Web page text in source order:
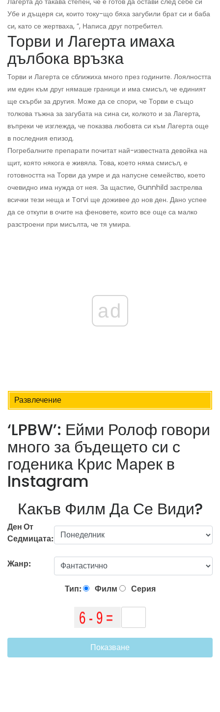
Убе и дъщеря си, които току-що бяха загубили брат си и баба
си, като се жертваха, ”, Написа друг потребител.
Торви и Лагерта имаха
дълбока връзка
Торви и Лагерта се сближиха много през годините. Лоялността
им един към друг нямаше граници и има смисъл, че единият
ще скърби за другия. Може да се спори, че Торви е също
толкова тъжна за загубата на сина си, колкото и за Лагерта,
въпреки че изглежда, че показва любовта си към Лагерта още
в последния епизод.
Погребалните препарати почитат най-известната девойка на
щит, която някога е живяла. Това, което няма смисъл, е
готовността на Торви да умре и да напусне семейство, което
очевидно има нужда от нея. За щастие, Gunnhild застрелва
всички тези неща и Torvi ще доживее до нов ден. Дано успее
да се откупи в очите на феновете, които все още са малко
разстроени при мисълта, че тя умира.
ad
Развлечение
‘LPBW’: Ейми Ролоф говори
много за бъдещето си с
годеника Крис Марек в
Instagram
Какъв Филм Да Се Види?
Ден От
Седмицата:
Жанр:
Тип: Филм Серия
Показване